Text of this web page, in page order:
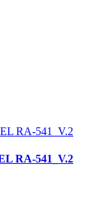
RA-541_V.2